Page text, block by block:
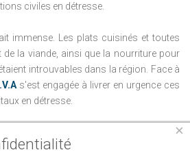
civiles en détresse.
immense. Les plats cuisinés et toutes
de la viande, ainsi que la nourriture pour
introuvables dans la région. Face à
s'est engagée à livrer en urgence ces
en détresse.
vivres vers ces hôpitaux, financé par la
la mise en place d'une opération
×